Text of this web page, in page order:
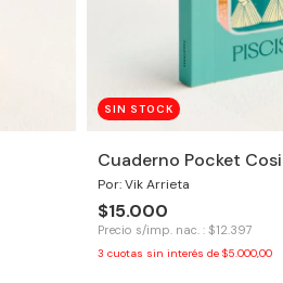
SIN STOCK
Cuaderno Pocket
Por: Vik Arrieta
$15.000
Precio s/imp. nac. : $12.397
3 cuotas sin interés de $5.000,00